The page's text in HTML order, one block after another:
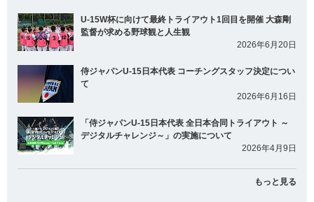
U-15W杯に向けて最終トライアウト1回目を開催 大森剛
監督が求める野球観と人生観
2026年6月20日
侍ジャパンU-15日本代表 コーチングスタッフ決定につい
て
2026年6月16日
「侍ジャパンU-15日本代表 全日本合同トライアウト ～
デジタルチャレンジ～」の実施について
2026年4月9日
もっと見る